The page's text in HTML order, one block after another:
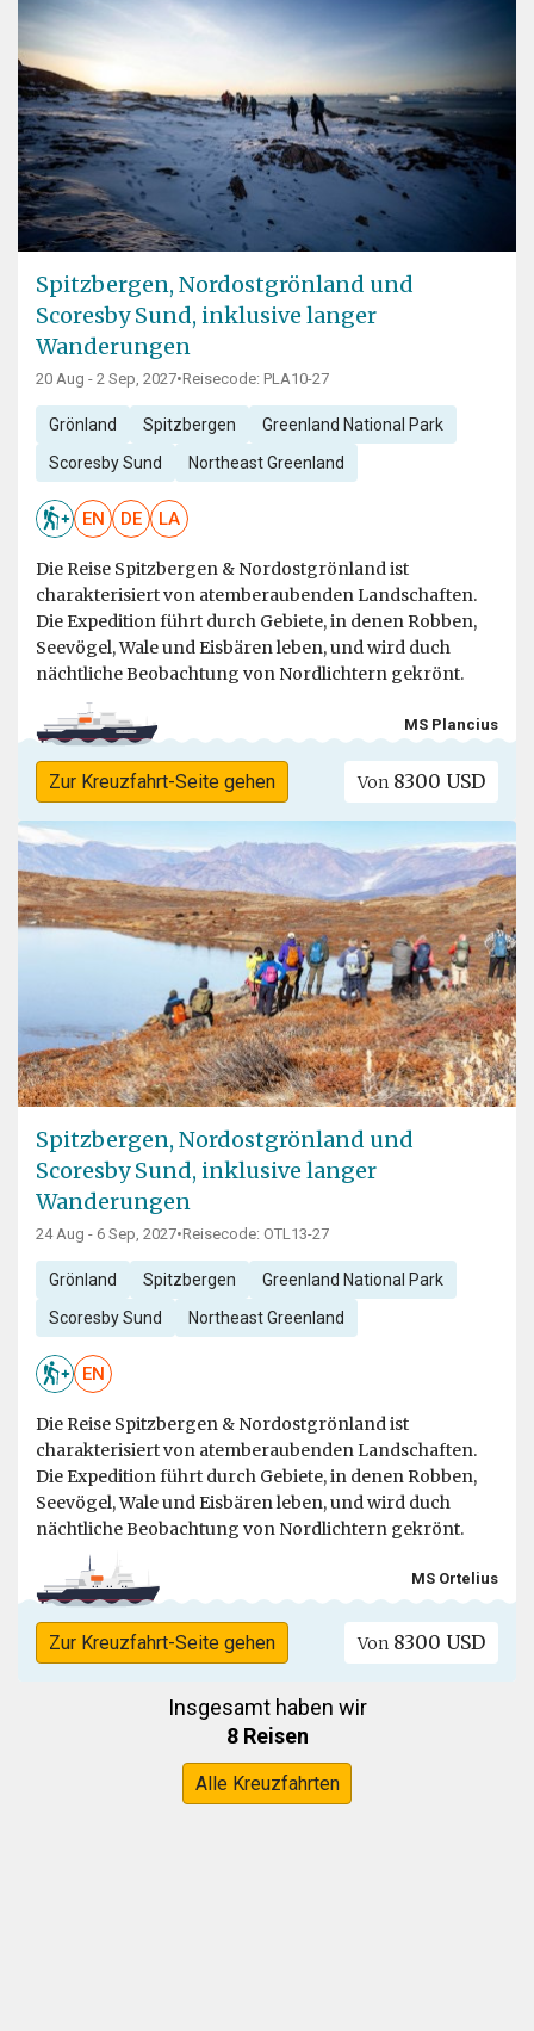
Spitzbergen, Nordostgrönland und
Scoresby Sund, inklusive langer
Wanderungen
20 Aug - 2 Sep, 2027•Reisecode: PLA10-27
Grönland Spitzbergen Greenland National Park
Scoresby Sund Northeast Greenland
EN DE LA
Die Reise Spitzbergen & Nordostgrönland ist
charakterisiert von atemberaubenden Landschaften.
Die Expedition führt durch Gebiete, in denen Robben,
Seevögel, Wale und Eisbären leben, und wird duch
nächtliche Beobachtung von Nordlichtern gekrönt.
MS Plancius
Zur Kreuzfahrt-Seite gehen Von 8300 USD
Spitzbergen, Nordostgrönland und
Scoresby Sund, inklusive langer
Wanderungen
24 Aug - 6 Sep, 2027•Reisecode: OTL13-27
Grönland Spitzbergen Greenland National Park
Scoresby Sund Northeast Greenland
EN
Die Reise Spitzbergen & Nordostgrönland ist
charakterisiert von atemberaubenden Landschaften.
Die Expedition führt durch Gebiete, in denen Robben,
Seevögel, Wale und Eisbären leben, und wird duch
nächtliche Beobachtung von Nordlichtern gekrönt.
MS Ortelius
Zur Kreuzfahrt-Seite gehen Von 8300 USD
Insgesamt haben wir
8 Reisen
Alle Kreuzfahrten